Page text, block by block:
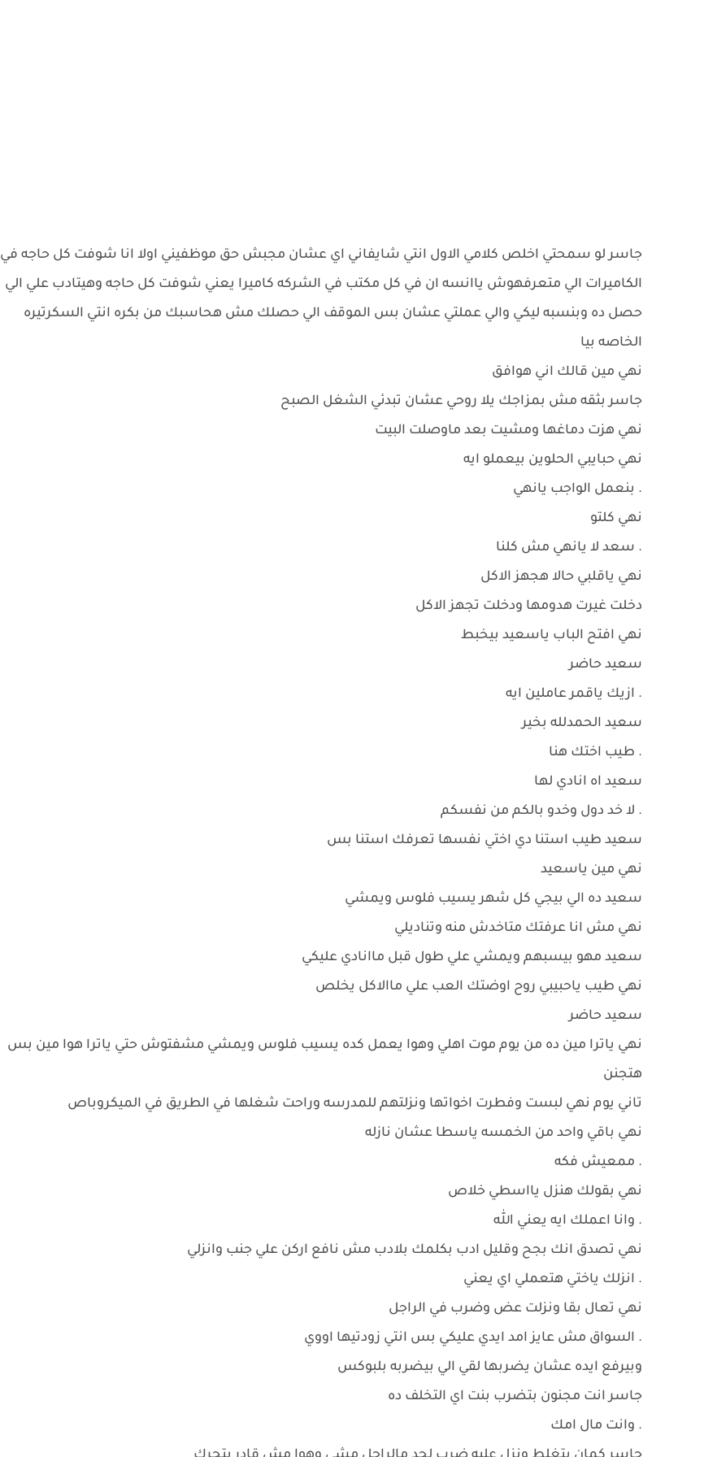
جاسر لو سمحتي اخلص كلامي الاول انتي شايفاني اي عشان مجبش حق موظفيني اولا انا شوفت كل حاجه في
الكاميرات الي متعرفهوش ياانسه ان في كل مكتب في الشركه كاميرا يعني شوفت كل حاجه وهيتادب علي الي
حصل ده وبنسبه ليكي والي عملتي عشان بس الموقف الي حصلك مش هحاسبك من بكره انتي السكرتيره
الخاصه بيا
نهي مين قالك اني هوافق
جاسر بثقه مش بمزاجك يلا روحي عشان تبدئي الشغل الصبح
نهي هزت دماغها ومشيت بعد ماوصلت البيت
نهي حبايبي الحلوين بيعملو ايه
. بنعمل الواجب يانهي
نهي كلتو
. سعد لا يانهي مش كلنا
نهي ياقلبي حالا هجهز الاكل
دخلت غيرت هدومها ودخلت تجهز الاكل
نهي افتح الباب ياسعيد بيخبط
سعيد حاضر
. ازيك ياقمر عاملين ايه
سعيد الحمدلله بخير
. طيب اختك هنا
سعيد اه انادي لها
. لا خد دول وخدو بالكم من نفسكم
سعيد طيب استنا دي اختي نفسها تعرفك استنا بس
نهي مين ياسعيد
سعيد ده الي بيجي كل شهر يسيب فلوس ويمشي
نهي مش انا عرفتك متاخدش منه وتناديلي
سعيد مهو بيسبهم ويمشي علي طول قبل ماانادي عليكي
نهي طيب ياحبيبي روح اوضتك العب علي ماالاكل يخلص
سعيد حاضر
نهي ياترا مين ده من يوم موت اهلي وهوا يعمل كده يسيب فلوس ويمشي مشفتوش حتي ياترا هوا مين بس
هتجنن
تاني يوم نهي لبست وفطرت اخواتها ونزلتهم للمدرسه وراحت شغلها في الطريق في الميكروباص
نهي باقي واحد من الخمسه ياسطا عشان نازله
. ممعيش فكه
نهي بقولك هنزل يااسطي خلاص
. وانا اعملك ايه يعني الله
نهي تصدق انك بجح وقليل ادب بكلمك بلادب مش نافع اركن علي جنب وانزلي
. انزلك ياختي هتعملي اي يعني
نهي تعال بقا ونزلت عض وضرب في الراجل
. السواق مش عايز امد ايدي عليكي بس انتي زودتيها اووي
وبيرفع ايده عشان يضربها لقي الي بيضربه بلبوكس
جاسر انت مجنون بتضرب بنت اي التخلف ده
. وانت مال امك